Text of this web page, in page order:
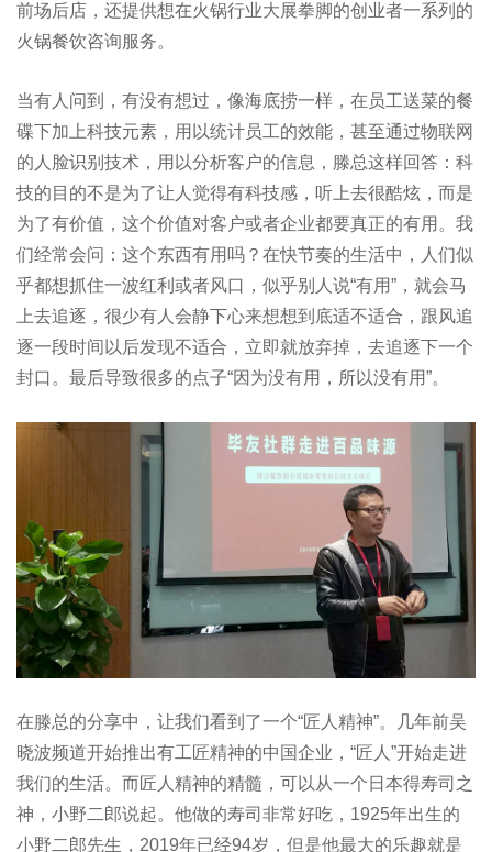
前场后店，还提供想在火锅行业大展拳脚的创业者一系列的
火锅餐饮咨询服务。
当有人问到，有没有想过，像海底捞一样，在员工送菜的餐
碟下加上科技元素，用以统计员工的效能，甚至通过物联网
的人脸识别技术，用以分析客户的信息，滕总这样回答：科
技的目的不是为了让人觉得有科技感，听上去很酷炫，而是
为了有价值，这个价值对客户或者企业都要真正的有用。我
们经常会问：这个东西有用吗？在快节奏的生活中，人们似
乎都想抓住一波红利或者风口，似乎别人说“有用”，就会马
上去追逐，很少有人会静下心来想想到底适不适合，跟风追
逐一段时间以后发现不适合，立即就放弃掉，去追逐下一个
封口。最后导致很多的点子“因为没有用，所以没有用”。
在滕总的分享中，让我们看到了一个“匠人精神”。几年前吴
晓波频道开始推出有工匠精神的中国企业，“匠人”开始走进
我们的生活。而匠人精神的精髓，可以从一个日本得寿司之
神，小野二郎说起。他做的寿司非常好吃，1925年出生的
小野二郎先生，2019年已经94岁，但是他最大的乐趣就是